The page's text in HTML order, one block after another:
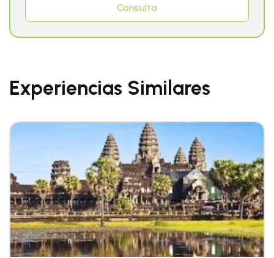
Consulta
Experiencias Similares